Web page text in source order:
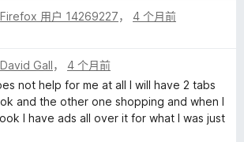
Firefox 用户 14269227， 4 个月前
David Gall， 4 个月前
not help for me at all I will have 2 tabs
and the other one shopping and when I
I have ads all over it for what I was just